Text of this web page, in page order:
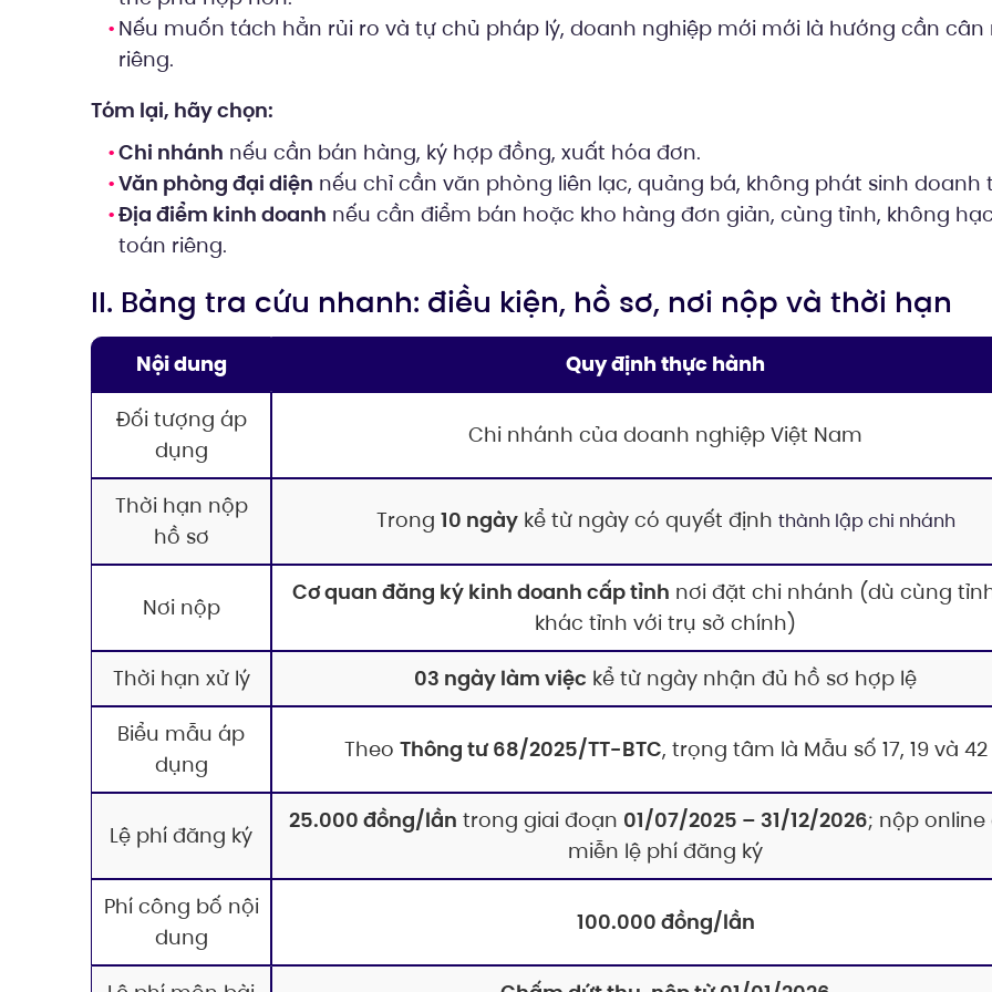
Nếu muốn tách hẳn rủi ro và tự chủ pháp lý, doanh nghiệp mới mới là hướng cần cân
riêng.
Tóm lại, hãy chọn:
Chi nhánh nếu cần bán hàng, ký hợp đồng, xuất hóa đơn.
Văn phòng đại diện nếu chỉ cần văn phòng liên lạc, quảng bá, không phát sinh doanh
Địa điểm kinh doanh nếu cần điểm bán hoặc kho hàng đơn giản, cùng tỉnh, không
toán riêng.
II. Bảng tra cứu nhanh: điều kiện, hồ sơ, nơi nộp và thời hạn
Nội dung
Quy định thực hành
Đối tượng áp
dụng
Chi nhánh của doanh nghiệp Việt Nam
Thời hạn nộp
hồ sơ
Trong 10 ngàykể từ ngày có quyết định thành lập chi nhánh
Nơi nộp
Cơ quan đăng ký kinh doanh cấp tỉnh nơi đặt chi nhánh (dù cùng
khác tỉnh với trụ sở chính)
Thời hạn xử lý
03 ngày làm việc kể từ ngày nhận đủ hồ sơ hợp lệ
Biểu mẫu áp
dụng
Theo Thông tư 68/2025/TT-BTC, trọng tâm là Mẫu số 17, 19 và 42
Lệ phí đăng ký
25.000 đồng/lần trong giai đoạn 01/07/2025 – 31/12/2026; nộp
miễn lệ phí đăng ký
Phí công bố nội
dung
100.000 đồng/lần